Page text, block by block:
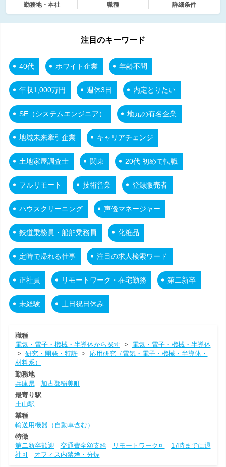
勤務地・本社 職種 詳細条件
注目のキーワード
40代 ホワイト企業 年齢不問
年収1,000万円 週休3日 内定とりたい
SE（システムエンジニア） 地元の有名企業
地域未来牽引企業 キャリアチェンジ
土地家屋調査士 関東 20代 初めて転職
フルリモート 技術営業 登録販売者
ハウスクリーニング 声優マネージャー
鉄道乗務員・船舶乗務員 化粧品
定時で帰れる仕事 注目の求人検索ワード
正社員 リモートワーク・在宅勤務 第二新卒
未経験 土日祝日休み
職種
電気・電子・機械・半導体から探す > 電気・電子・機械・半導体
> 研究・開発・特許> 応用研究（電気・電子・機械・半導体・
材料系）
勤務地
兵庫県
加古郡稲美町
最寄り駅
土山駅
業種
輸送用機器（自動車含む）
特徴
第二新卒歓迎
交通費全額支給 リモートワーク可
17時までに退
社可
オフィス内禁煙・分煙